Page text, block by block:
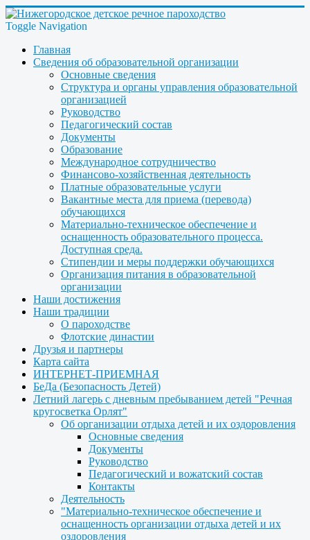
Toggle Navigation
Главная
Сведения об образовательной организации
Основные сведения
Структура и органы управления образовательной
организацией
Руководство
Педагогический состав
Документы
Образование
Международное сотрудничество
Финансово-хозяйственная деятельность
Платные образовательные услуги
Вакантные места для приема (перевода)
обучающихся
Материально-техническое обеспечение и
оснащенность образовательного процесса.
Доступная среда.
Стипендии и меры поддержки обучающихся
Организация питания в образовательной
организации
Наши достижения
Наши традиции
О пароходстве
Флотские династии
Друзья и партнеры
Карта сайта
ИНТЕРНЕТ-ПРИЕМНАЯ
БеДа (Безопасность Детей)
Летний лагерь с дневным пребыванием детей "Речная
кругосветка Орлят"
Об организации отдыха детей и их оздоровления
Основные сведения
Документы
Руководство
Педагогический и вожатский состав
Контакты
Деятельность
"Материально-техническое обеспечение и
оснащенность организации отдыха детей и их
оздоровления